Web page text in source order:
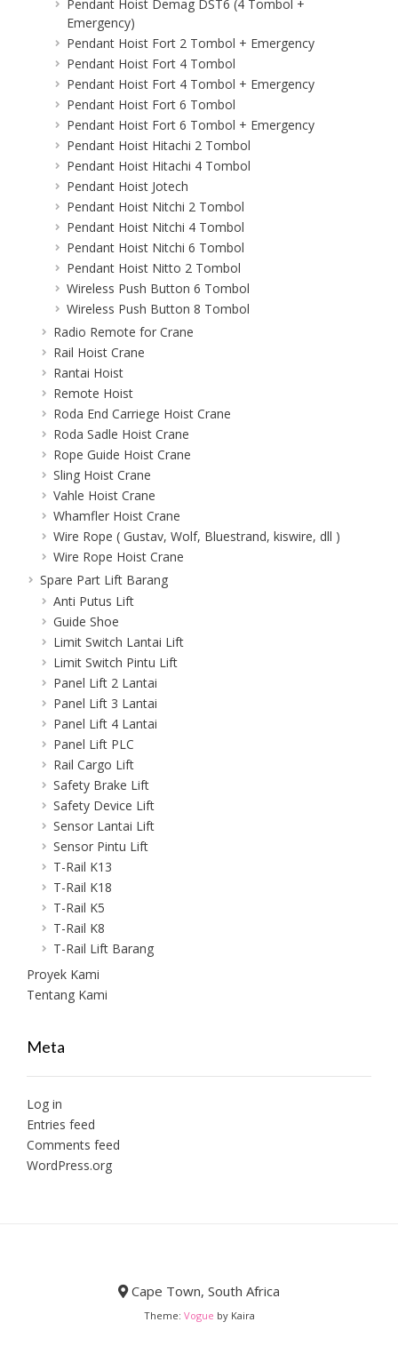
Pendant Hoist Demag DST6 (4 Tombol +
Emergency)
Pendant Hoist Fort 2 Tombol + Emergency
Pendant Hoist Fort 4 Tombol
Pendant Hoist Fort 4 Tombol + Emergency
Pendant Hoist Fort 6 Tombol
Pendant Hoist Fort 6 Tombol + Emergency
Pendant Hoist Hitachi 2 Tombol
Pendant Hoist Hitachi 4 Tombol
Pendant Hoist Jotech
Pendant Hoist Nitchi 2 Tombol
Pendant Hoist Nitchi 4 Tombol
Pendant Hoist Nitchi 6 Tombol
Pendant Hoist Nitto 2 Tombol
Wireless Push Button 6 Tombol
Wireless Push Button 8 Tombol
Radio Remote for Crane
Rail Hoist Crane
Rantai Hoist
Remote Hoist
Roda End Carriege Hoist Crane
Roda Sadle Hoist Crane
Rope Guide Hoist Crane
Sling Hoist Crane
Vahle Hoist Crane
Whamfler Hoist Crane
Wire Rope ( Gustav, Wolf, Bluestrand, kiswire, dll )
Wire Rope Hoist Crane
Spare Part Lift Barang
Anti Putus Lift
Guide Shoe
Limit Switch Lantai Lift
Limit Switch Pintu Lift
Panel Lift 2 Lantai
Panel Lift 3 Lantai
Panel Lift 4 Lantai
Panel Lift PLC
Rail Cargo Lift
Safety Brake Lift
Safety Device Lift
Sensor Lantai Lift
Sensor Pintu Lift
T-Rail K13
T-Rail K18
T-Rail K5
T-Rail K8
T-Rail Lift Barang
Proyek Kami
Tentang Kami
Meta
Log in
Entries feed
Comments feed
WordPress.org
Cape Town, South Africa
Theme: Vogue by Kaira